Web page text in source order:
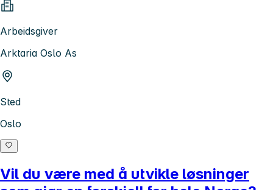
Arbeidsgiver
Arktaria Oslo As
Sted
Oslo
Vil du være med å utvikle løsninger